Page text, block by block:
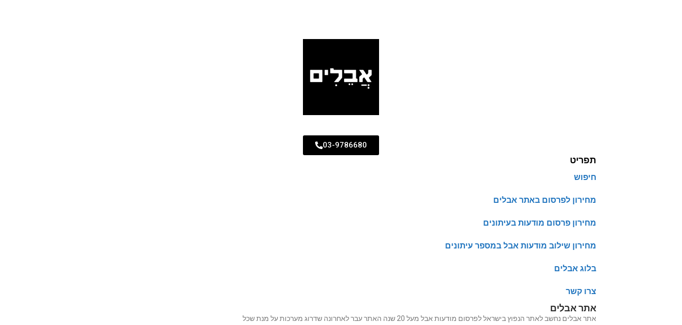
03-9786680
תפריט
חיפוש
מחירון לפרסום באתר אבלים
מחירון פרסום מודעות בעיתונים
מחירון שילוב מודעות אבל במספר עיתונים
בלוג אבלים
צרו קשר
אתר אבלים
אתר אבלים נחשב לאתר הנפוץ בישראל לפרסום מודעות אבל מעל 20 שנה האתר עבר לאחרונה שדרוג מערכות על מנת שכל